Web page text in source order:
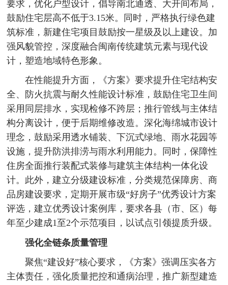
要求，优化户型设计，倡导南北通透、大开间布局，
鼓励住宅层高不低于3.15米。同时，严格执行绿色建
筑标准，新建住宅项目鼓励按一星级及以上建设。加
强风貌管控，深度融合闽南传统建筑元素与现代设
计，塑造地域特色形象。
在性能提升方面，《方案》要求提升住宅结构安
全、防火抗震与耐久性能设计标准，鼓励住宅卫生间
采用同层排水，实现检修不跨层；推行管线与主体结
构分离设计，便于后期维修改造。深化海绵城市设计
理念，鼓励采用透水铺装、下沉式绿地、雨水花园等
设施，提升防洪排涝与雨水利用能力。同时，保障性
住房全面推行装配式装修与建筑主体结构一体化设
计。此外，建立分级建设标准，分类规范保障房、商
品房建设要求，定期开展市级“好房子”优秀设计方案
评选，建立优秀设计案例库，要求各县（市、区）每
年至少建成1至2个示范项目，以试点引领提质升级。
强化全链条质量管理
聚焦“建设好”核心要求，《方案》强调压实各方
主体责任，强化质量把控和通病治理，推广新型建造